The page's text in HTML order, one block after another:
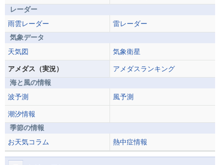
レーダー
雨雲レーダー
雷レーダー
気象データ
天気図
気象衛星
アメダス（実況）
アメダスランキング
海と風の情報
波予測
風予測
潮汐情報
季節の情報
お天気コラム
熱中症情報